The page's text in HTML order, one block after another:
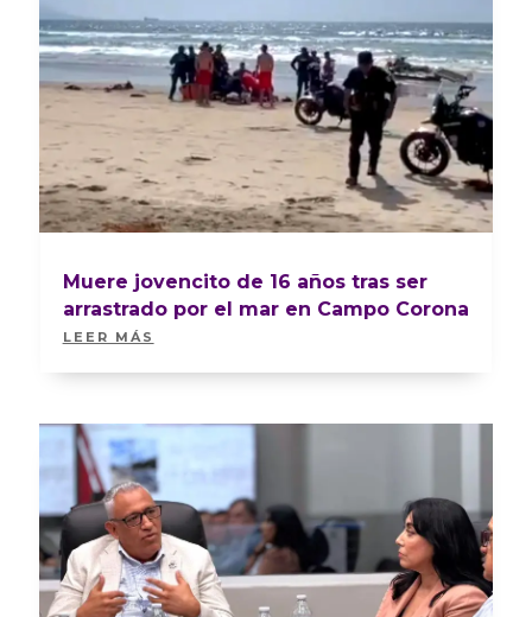
Muere jovencito de 16 años tras ser
arrastrado por el mar en Campo Corona
LEER MÁS